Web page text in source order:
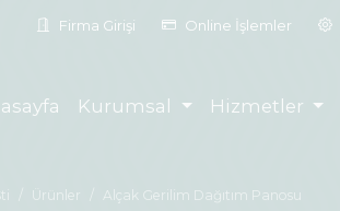
Firma Girişi Online İşlemler
Kurumsal Hizmetler
Ürünler Alçak Gerilim Dağıtım Panosu